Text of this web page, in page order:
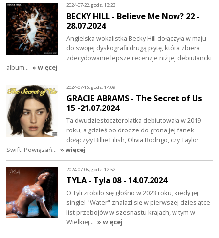
2024-07-22, godz. 13:23
BECKY HILL - Believe Me Now? 22 -
28.07.2024
Angielska wokalistka Becky Hill dołączyła w maju
do swojej dyskografii drugą płytę, która zbiera
zdecydowanie lepsze recenzje niż jej debiutancki
album… » więcej
2024-07-15, godz. 14:09
GRACIE ABRAMS - The Secret of Us
15 -21.07.2024
Ta dwudziestoczterolatka debiutowała w 2019
roku, a gdzieś po drodze do grona jej fanek
dołączyły Billie Eilish, Olivia Rodrigo, czy Taylor
Swift. Powiązań… » więcej
2024-07-08, godz. 12:52
TYLA - Tyla 08 - 14.07.2024
O Tyli zrobiło się głośno w 2023 roku, kiedy jej
singiel "Water" znalazł się w pierwszej dziesiątce
list przebojów w szesnastu krajach, w tym w
Wielkiej… » więcej